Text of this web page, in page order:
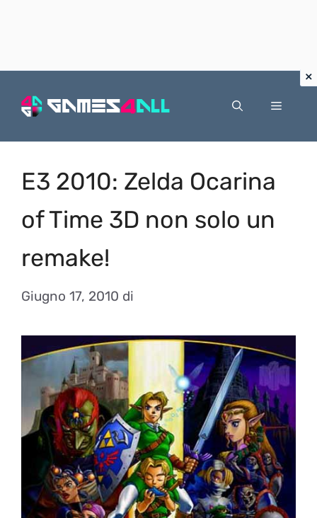
Menu
E3 2010: Zelda Ocarina
of Time 3D non solo un
remake!
Giugno 17, 2010 di